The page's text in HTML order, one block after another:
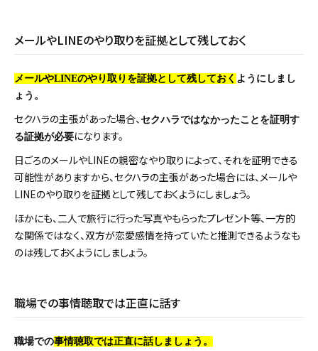
メールやLINEのやり取りを証拠として残しておく
メールやLINEのやり取りを証拠として残しておく ようにしまし
ょう。
セクハラの主張があった場合、 セクハラではなかったことを証明す
る証拠が必要になります。
日ごろのメールやLINEの親密なやり取りによって、それを証明できる
可能性がありますから、セクハラの主張があった場合には、メールや
LINEのやり取りを証拠として残しておくようにしましょう。
ほかにも、二人で旅行に行った写真やもらったプレゼント等、一方的
な関係ではなく、双方が恋愛感情を持っていたと推測できるようなも
のは残しておくようにしましょう。
職場での事情聴取では正直に話す
職場での事情聴取では正直に話しましょう。